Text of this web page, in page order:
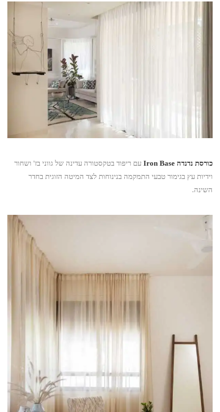
כורסת נדנדה Iron Base
עם ריפוד בטקסטורה עדינה של גווני בז' ושחור
וידיות עץ בגימור טבעי התמקמה בנינוחות לצד המיטה הזוגית בחדר
השינה.